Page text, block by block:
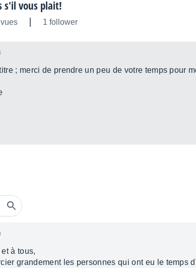
s'il vous plait!
1 follower
; merci de prendre un peu de votre temps pour
à tous,
grandement les personnes qui ont eu le temps